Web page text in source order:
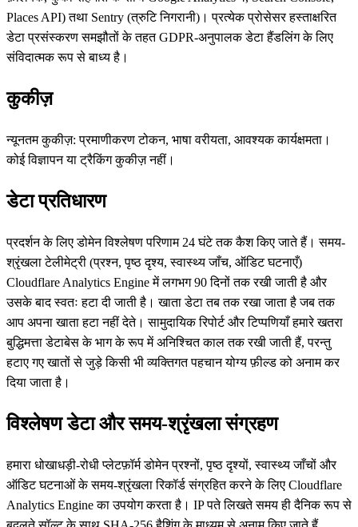
Places API) तथा Sentry (त्रुटि निगरानी)। प्रत्येक प्रोसेसर हस्ताक्षरित
डेटा प्रसंस्करण समझौतों के तहत GDPR-अनुपालक डेटा हैंडलिंग के लिए
संविदात्मक रूप से बाध्य है।
कुकीज़
न्यूनतम कुकीज़: प्रमाणीकरण टोकन, भाषा वरीयता, आवश्यक कार्यक्षमता।
कोई विज्ञापन या ट्रैकिंग कुकीज़ नहीं।
डेटा प्रतिधारण
प्रदर्शन के लिए डोमेन विश्लेषण परिणाम 24 घंटे तक कैश किए जाते हैं। समय-
श्रृंखला टेलीमेट्री (प्रश्न, पृष्ठ दृश्य, स्वास्थ्य जाँच, ऑडिट घटनाएँ)
Cloudflare Analytics Engine में लगभग 90 दिनों तक रखी जाती है और
उसके बाद स्वतः हटा दी जाती है। खाता डेटा तब तक रखा जाता है जब तक
आप अपना खाता हटा नहीं देते। सामुदायिक रिपोर्ट और टिप्पणियाँ हमारे खतरा
बुद्धिमत्ता डेटाबेस के भाग के रूप में अनिश्चित काल तक रखी जाती हैं, परन्तु
हटाए गए खातों से जुड़े किसी भी व्यक्तिगत पहचान योग्य फ़ील्ड को अनाम कर
दिया जाता है।
विश्लेषण डेटा और समय-श्रृंखला संग्रहण
हमारा धोखाधड़ी-रोधी प्लेटफ़ॉर्म डोमेन प्रश्नों, पृष्ठ दृश्यों, स्वास्थ्य जाँचों और
ऑडिट घटनाओं के समय-श्रृंखला रिकॉर्ड संग्रहित करने के लिए Cloudflare
Analytics Engine का उपयोग करता है। IP पते लिखते समय ही दैनिक रूप से